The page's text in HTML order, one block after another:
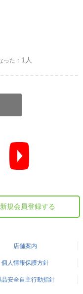
った： 1人
新規会員登録する
店舗案内
個人情報保護方針
品安全自主行動指針